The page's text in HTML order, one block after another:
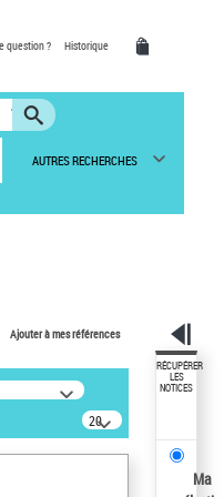
question ? Historique
AUTRES RECHERCHES
Ajouter à mes références
20
résultats/page
RÉCUPÉRER
LES
NOTICES
Ma